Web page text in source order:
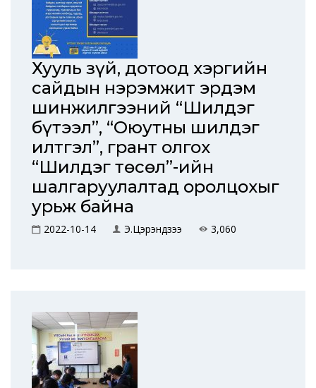
Хууль зүй, дотоод хэргийн
сайдын нэрэмжит эрдэм
шинжилгээний “Шилдэг
бүтээл”, “Оюутны шилдэг
илтгэл”, грант олгох
“Шилдэг төсөл”-ийн
шалгаруулалтад оролцохыг
урьж байна
2022-10-14 Э.Цэрэндүзээ 3,060